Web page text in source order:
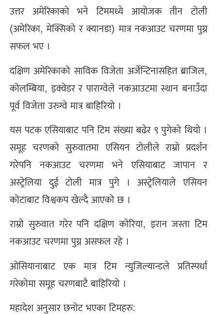
उत्तर अमेरिकाको भने टिममध्ये आयोजक तीन टोली
(अमेरिका, मेक्सिको र क्यानडा) मात्र नकआउट चरणमा पुग्न
सफल भए ।
दक्षिण अमेरिकाको साविक विजेता अर्जेन्टिनासहित ब्राजिल,
कोलम्बिया, इक्वेडर र पाराग्वेले नकआउटमा स्थान बनाउँदा
पूर्व विजेता उरुग्वे मात्र बाहिरियो ।
यस पटक एसियाबाट पनि टिम संख्या बढेर ९ पुगेको थियो ।
समूह चरणको सुरुवातमा एसियन टोलीले राम्रो प्रदर्शन
गरेपनि नकआउट चरणमा भने एसियाबाट जापान र
अस्ट्रेलिया दुई टोली मात्र पुगे । अस्ट्रेलियाले एसियन
कोटाबाट विश्वकप खेल्दै आएको छ ।
राम्रो सुरुवात गरेर पनि दक्षिण कोरिया, इरान जस्ता टिम
नकआउट चरणमा पुग्न असफल रहे ।
ओसियानाबाट एक मात्र टिम न्युजिल्यान्डले प्रतिस्पर्धा
गरेकोमा समूह चरणबाटै बाहिरियो ।
महादेश अनुसार छनोट भएका टिमहरु: